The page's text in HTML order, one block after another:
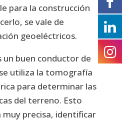
para la construcción
se vale de
geoeléctricos.
un buen conductor de
utiliza la tomografía
para determinar las
del terreno. Esto
precisa, identificar